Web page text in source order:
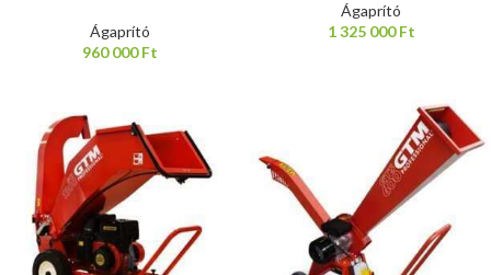
Ágaprító
960 000Ft
Ágaprító
1 325 000Ft